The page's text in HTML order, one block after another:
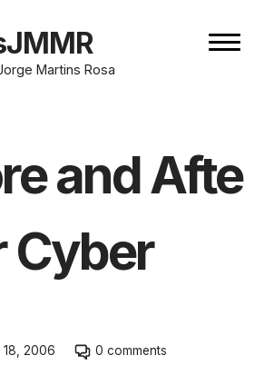
Martins Rosa
and Afte
Cyber
18, 2006 0 comments